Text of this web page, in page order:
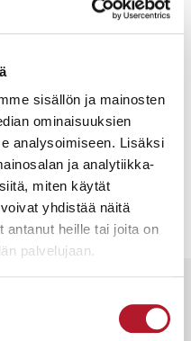
sisällön ja mainosten
ominaisuuksien
analysoimiseen. Lisäksi
ja analytiikka-
miten käytät
yhdistää näitä
antanut heille tai joita on
palvelujaan.
myös:
f078068abc8c’)}}
Katso kaikki